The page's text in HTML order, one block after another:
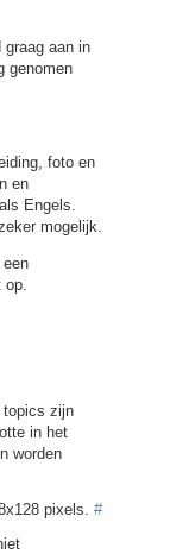
graag aan in
genomen
foto en
en
Engels.
mogelijk.
topics zijn
in het
worden
pixels. #